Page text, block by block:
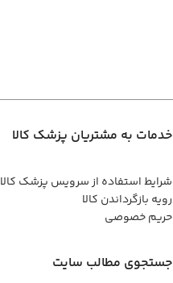
خدمات به مشتریان پزشک کالا
شرایط استفاده از سرویس پزشک کالا
رویه بازگرداندن کالا
حریم خصوصی
جستجوی مطالب سایت